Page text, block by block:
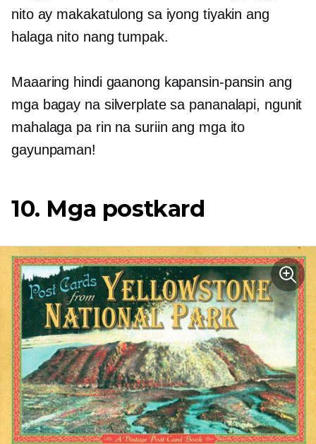
nito ay makakatulong sa iyong tiyakin ang
halaga nito nang tumpak.
Maaaring hindi gaanong kapansin-pansin ang
mga bagay na silverplate sa pananalapi, ngunit
mahalaga pa rin na suriin ang mga ito
gayunpaman!
10. Mga postkard